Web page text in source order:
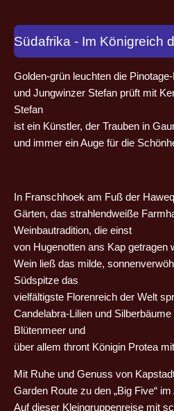
Südafrika - Im Königreich
Golden-grün leuchten die
und Jungwinzer Stefan prüft mit
Stefan
ist ein Künstler, der Trauben in
und immer ein Auge für die
In Franschhoek am Fuß der
Gärten, das strahlendweiße
Weinbautradition, die einst
von Hugenotten ans Kap getragen
Wein ließ das milde,
Südspitze das
vielfältigste Florenreich der Welt
Candelabra-Lilien und
Blütenmeer und
über allem thront Königin Protea
Mit Ruhe und Genuss von
Garden Route zu den „Big Five“
Auf dieser Kleingruppenreise mit